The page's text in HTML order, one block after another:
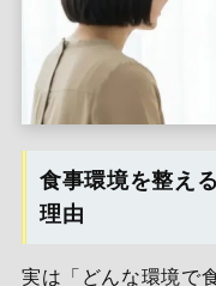
食事環境を整え
理由
実は「どんな環境で